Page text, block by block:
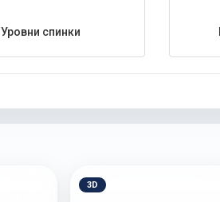
Уровни спинки
3D